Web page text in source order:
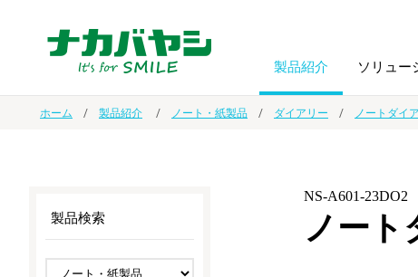
製品紹介
ノート・紙
ソリュー
オーダー手帳・ノベルティ制作
IR情報
ホーム 製品紹介 ノート・紙製品 ダイアリー ノートダイ
NS-A601-23DO2
ノート
製品検索